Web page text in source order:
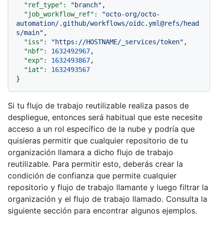
"ref_type":
"branch" ,
"job_workflow_ref":
"octo-org/octo-
automation/.github/workflows/oidc.yml@refs/head
s/main" ,
"iss":
"https://HOSTNAME/_services/token" ,
"nbf":
1632492967,
"exp":
1632493867,
"iat":
1632493567
Si tu flujo de trabajo reutilizable realiza pasos de
despliegue, entonces será habitual que este necesite
acceso a un rol específico de la nube y podría que
quisieras permitir que cualquier repositorio de tu
organización llamara a dicho flujo de trabajo
reutilizable. Para permitir esto, deberás crear la
condición de confianza que permite cualquier
repositorio y flujo de trabajo llamante y luego filtrar la
organización y el flujo de trabajo llamado. Consulta la
siguiente sección para encontrar algunos ejemplos.